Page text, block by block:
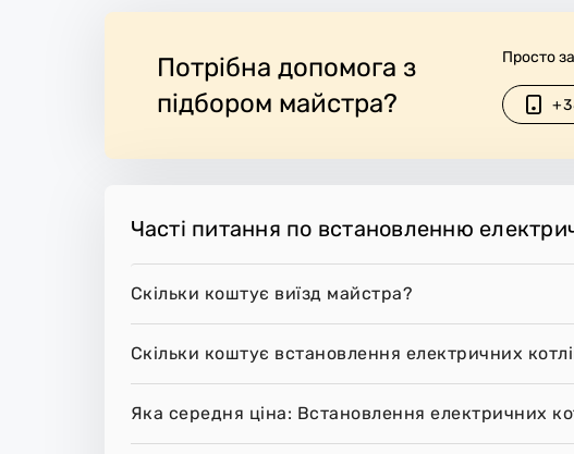
луках, яка в основному не зміниться після завершення
матеріали. Виконавці стежать за чистотою та
обоче місце.
Потрібна допомога з
підбором майстра?
Просто
Часті питання по встановленню
Скільки коштує виїзд майстра?
Скільки коштує встановлення електричних
Яка середня ціна: Встановлення електричних